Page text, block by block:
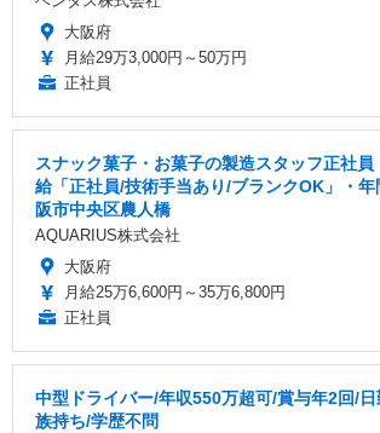
大阪府
月給29万3,000円～50万円
正社員
スナック菓子・お菓子の製造スタッフ正社員
給「正社員/技術手当あり/ブランクOK」・
阪市中央区農人橋
AQUARIUS株式会社
大阪府
月給25万6,600円～35万6,800円
正社員
中型ドライバー/年収550万超可/賞与年2回/
族持ち/学歴不問